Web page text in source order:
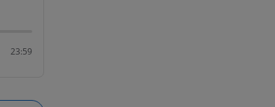
23:59